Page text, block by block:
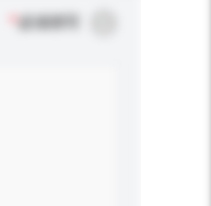
必须填写